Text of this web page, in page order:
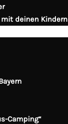
deinen Kindern
Camping“